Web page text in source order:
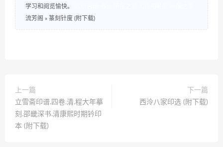
学习和阅览愉快。
流芳阁 » 篆刻针度 (附下载)
上一篇
立雪斋印谱.四卷.清.程大年摹
刻.邵畿深书.清康熙时期钤印
本 (附下载)
下一篇
西泠八家印选 (附下载)